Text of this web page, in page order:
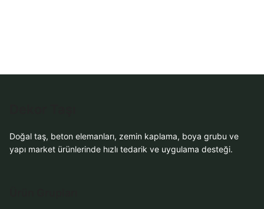
Doğal taş, beton elemanları, zemin kaplama, boya grubu ve
yapı market ürünlerinde hızlı tedarik ve uygulama desteği.